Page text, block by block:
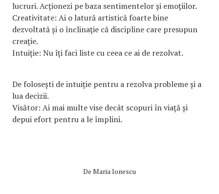
lucruri. Acționezi pe baza sentimentelor și emoțiilor.
Creativitate: Ai o latură artistică foarte bine
dezvoltată și o înclinație că discipline care presupun
creație.
Intuiție: Nu îți faci liste cu ceea ce ai de rezolvat.
De folosești de intuiție pentru a rezolva probleme și a
lua decizii.
Visător: Ai mai multe vise decât scopuri în viață și
depui efort pentru a le împlini.
De Maria Ionescu